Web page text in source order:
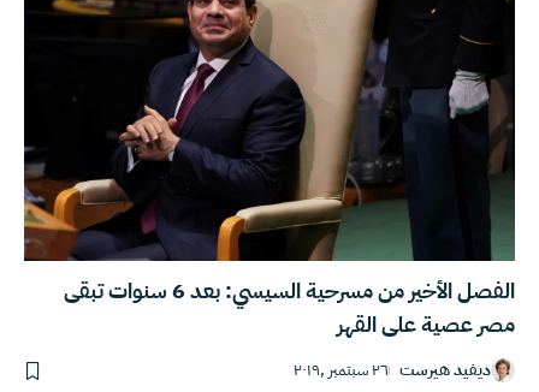
الفصل الأخير من مسرحية السيسي: بعد 6 سنوات تبقى
مصر عصية على القهر
ديفيد هيرست ٢٦ سبتمبر ,٢٠١٩